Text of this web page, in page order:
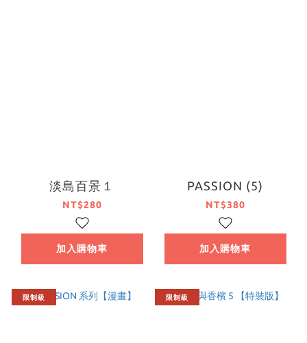
淡島百景１
NT$280
加入購物車
PASSION (5)
NT$380
加入購物車
限制級 限制級